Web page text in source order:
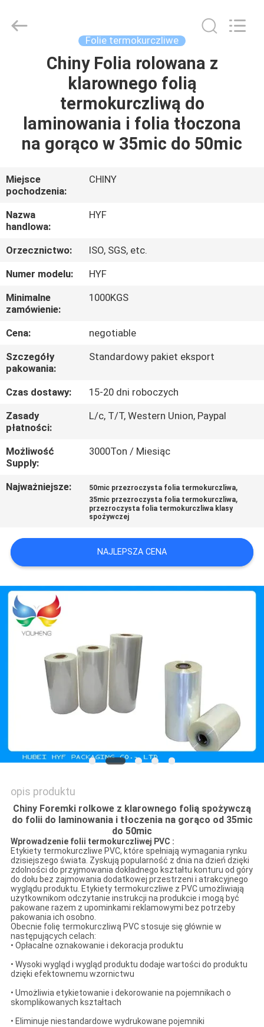
PRODUKTY
FILMY
O
NAS
WYCIECZKA
PO
FABRYCE
KONTROLA
JAKOŚCI
SKONTAKTUJ
SIĘ
Z
NAMI
AKTUALNOŚCI
WYCENĘ
SITEMAP
POLITYKA
PRYWATNOŚCI
Ltd..
Folie termokurczliwe
Chiny Folia rolowana z
klarownego folią
termokurczliwą do
laminowania i folia tłoczona
na gorąco w 35mic do 50mic
Miejsce
pochodzenia:
CHINY
Nazwa
handlowa:
HYF
Orzecznictwo:
ISO, SGS, etc.
Numer modelu:
HYF
Minimalne
zamówienie:
1000KGS
Cena:
negotiable
Szczegóły
pakowania:
Standardowy pakiet eksport
Czas dostawy:
15-20 dni roboczych
Zasady
płatności:
L/c, T/T, Western Union, Paypal
Możliwość
Supply:
3000Ton / Miesiąc
Najważniejsze: 50mic przezroczysta folia termokurczliwa,
35mic przezroczysta folia termokurczliwa,
przezroczysta folia termokurczliwa klasy
spożywczej
NAJLEPSZA CENA
opis produktu
Chiny Foremki rolkowe z klarownego folią spożywczą
do folii do laminowania i tłoczenia na gorąco od 35mic
do 50mic
Wprowadzenie folii termokurczliwej PVC :
Etykiety termokurczliwe PVC, które spełniają wymagania rynku
dzisiejszego świata. Zyskują popularność z dnia na dzień dzięki
zdolności do przyjmowania dokładnego kształtu konturu od góry
do dołu bez zajmowania dodatkowej przestrzeni i atrakcyjnego
wyglądu produktu. Etykiety termokurczliwe z PVC umożliwiają
użytkownikom odczytanie instrukcji na produkcie i mogą być
pakowane razem z upominkami reklamowymi bez potrzeby
pakowania ich osobno.
Obecnie folię termokurczliwą PVC stosuje się głównie w
następujących celach:
• Opłacalne oznakowanie i dekoracja produktu
• Wysoki wygląd i wygląd produktu dodaje wartości do produktu
dzięki efektownemu wzornictwu
• Umożliwia etykietowanie i dekorowanie na pojemnikach o
skomplikowanych kształtach
• Eliminuje niestandardowe wydrukowane pojemniki